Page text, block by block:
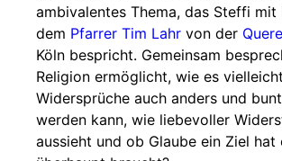
ambivalentes Thema, das Steffi mit
dem Pfarrer Tim Lahr von der
Köln bespricht. Gemeinsam
Religion ermöglicht, wie es
Widersprüche auch anders und
werden kann, wie liebevoller
aussieht und ob Glaube ein Ziel hat